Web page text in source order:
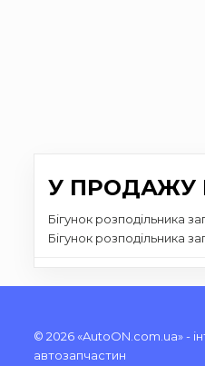
У ПРОДАЖУ
Бігунок розподільника
Бігунок розподільника
© 2026 «AutoON.com.ua» -
автозапчастин